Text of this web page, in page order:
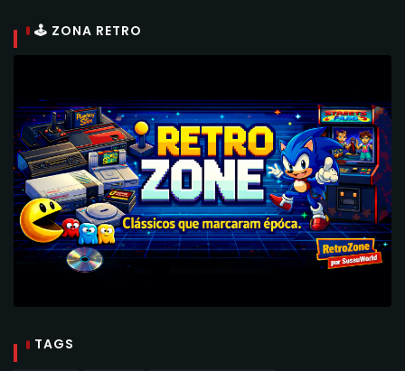
🕹 ZONA RETRO
TAGS